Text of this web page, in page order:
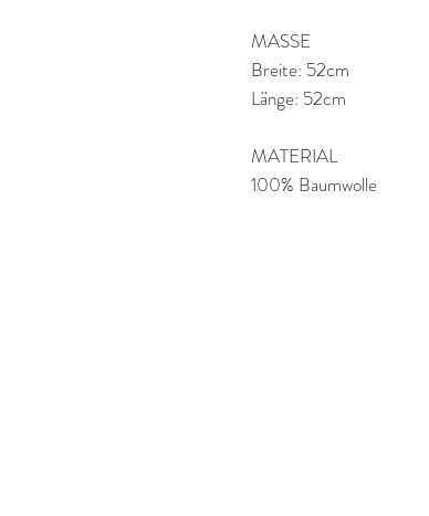
MASSE
Breite: 52cm
Länge: 52cm
MATERIAL
100% Baumwolle